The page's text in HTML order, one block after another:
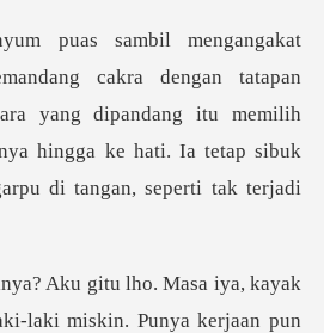
atapan
yang dipandang itu memilih
hingga
laki miskin. Punya kerjaan pun